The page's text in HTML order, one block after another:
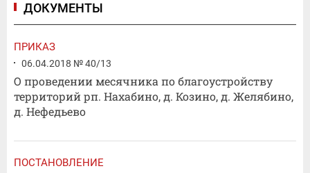
ДОКУМЕНТЫ
ПРИКАЗ
06.04.2018 № 40/13
О проведении месячника по благоустройству
территорий рп. Нахабино, д. Козино, д. Желябино,
д. Нефедьево
ПОСТАНОВЛЕНИЕ